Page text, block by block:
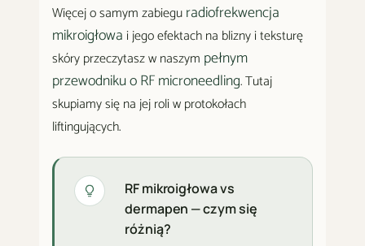
Więcej o samym zabieguradiofrekwencja
mikroigłowa i jego efektach na blizny i teksturę
skóry przeczytasz w naszym pełnym
przewodniku o RF microneedling. Tutaj
skupiamy się na jej roli w protokołach
liftingujących.
RF mikroigłowa vs
dermapen — czym się
różnią?